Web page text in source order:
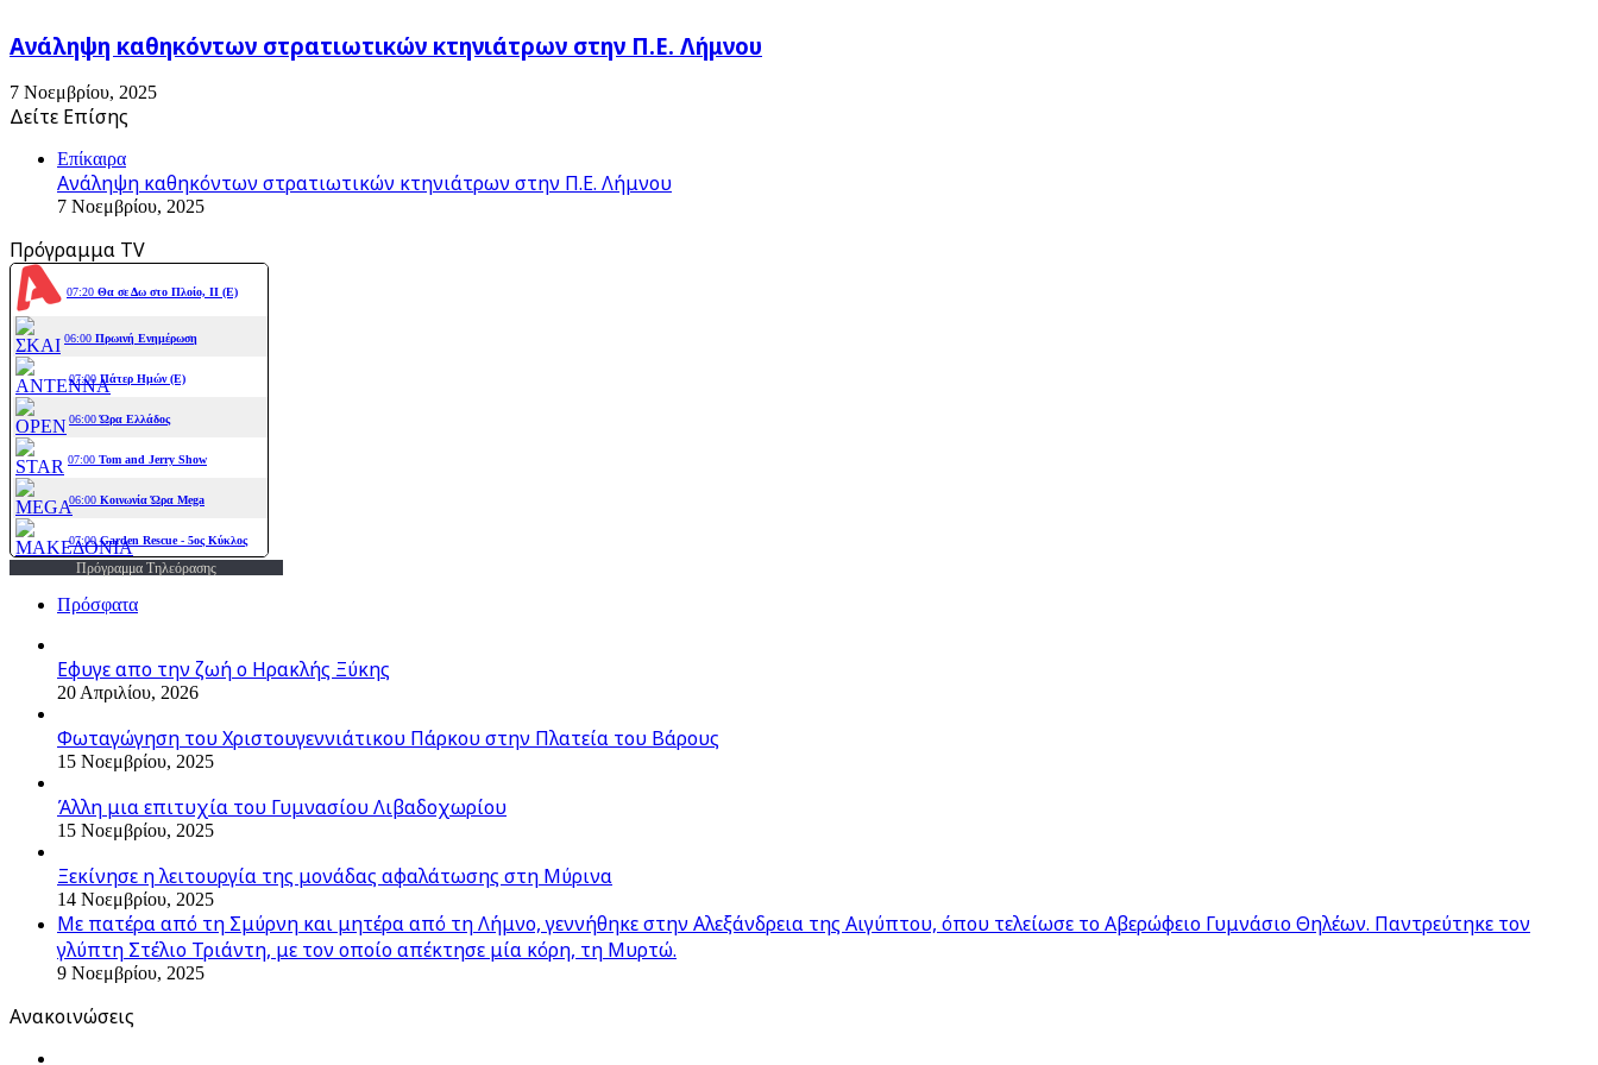
Ανάληψη καθηκόντων στρατιωτικών κτηνιάτρων στην Π.Ε. Λήμνου
7 Νοεμβρίου, 2025
Δείτε Επίσης
Επίκαιρα
Ανάληψη καθηκόντων στρατιωτικών κτηνιάτρων στην Π.Ε. Λήμνου
7 Νοεμβρίου, 2025
Πρόγραμμα TV
Πρόγραμμα Τηλεόρασης
Πρόσφατα
Εφυγε απο την ζωή o Ηρακλής Ξύκης
20 Απριλίου, 2026
Φωταγώγηση του Χριστουγεννιάτικου Πάρκου στην Πλατεία του Βάρους
15 Νοεμβρίου, 2025
Άλλη μια επιτυχία του Γυμνασίου Λιβαδοχωρίου
15 Νοεμβρίου, 2025
Ξεκίνησε η λειτουργία της μονάδας αφαλάτωσης στη Μύρινα
14 Νοεμβρίου, 2025
Με πατέρα από τη Σμύρνη και μητέρα από τη Λήμνο, γεννήθηκε στην Αλεξάνδρεια της Αιγύπτου, όπου τελείωσε το Αβερώφειο Γυμνάσιο Θηλέων. Παντρεύτηκε τον
γλύπτη Στέλιο Τριάντη, με τον οποίο απέκτησε μία κόρη, τη Μυρτώ.
9 Νοεμβρίου, 2025
Ανακοινώσεις